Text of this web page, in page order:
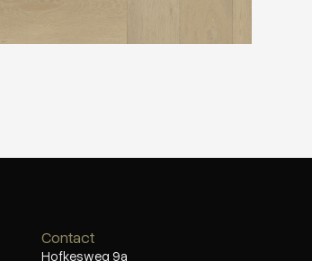
Contact
Hofkesweg 9a